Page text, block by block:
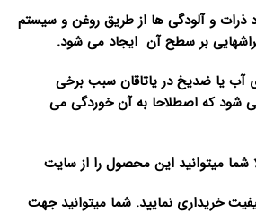
ذرات و آلودگی ها از طریق روغن و سیستم
بر سطح آن ایجاد می شود.
آب یا ضدیخ در یاتاقان سبب برخی
شود که اصطلاحا به آن خوردگی می
شما میتوانید این محصول را از سایت
خریداری نمایید. شما میتوانید جهت